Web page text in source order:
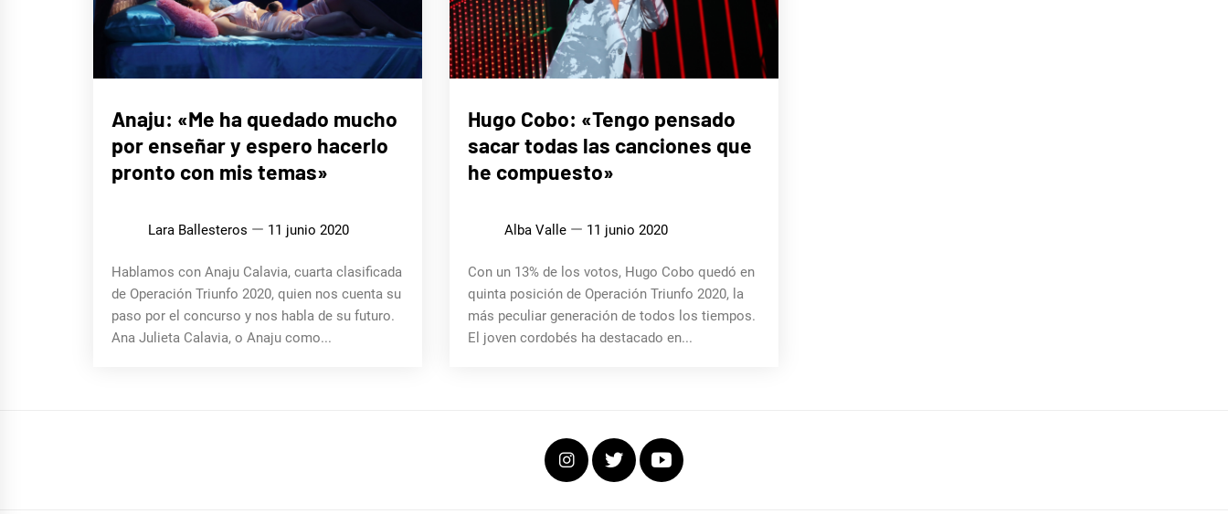
Anaju: «Me ha quedado mucho
por enseñar y espero hacerlo
pronto con mis temas»
Lara Ballesteros 11 junio 2020
Hablamos con Anaju Calavia, cuarta clasificada
de Operación Triunfo 2020, quien nos cuenta su
paso por el concurso y nos habla de su futuro.
Ana Julieta Calavia, o Anaju como...
Hugo Cobo: «Tengo pensado
sacar todas las canciones que
he compuesto»
Alba Valle 11 junio 2020
Con un 13% de los votos, Hugo Cobo quedó en
quinta posición de Operación Triunfo 2020, la
más peculiar generación de todos los tiempos.
El joven cordobés ha destacado en...
InstagramTwitterYoutube